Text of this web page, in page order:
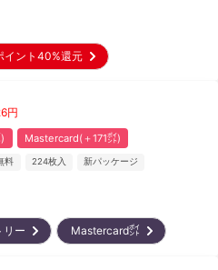
イント40%還元
円
Mastercard(＋171㌽)
料 224枚入 新パッケージ
リー Mastercard㌽